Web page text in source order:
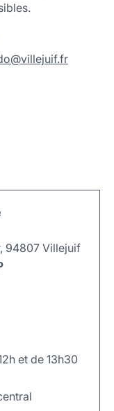
@villejuif.fr
94807 Villejuif
et de 13h30